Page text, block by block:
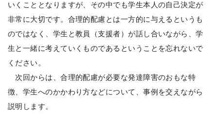
いくこととなりますが、その中でも学生本人の自己決定が
非常に大切です。合理的配慮とは一方的に与えるというも
のではなく、学生と教員（支援者）が話し合いながら、学
生と一緒に考えていくものであるということを忘れないで
ください。
次回からは、合理的配慮が必要な発達障害のおもな特
徴、学生へのかかわり方などについて、事例を交えながら
説明します。